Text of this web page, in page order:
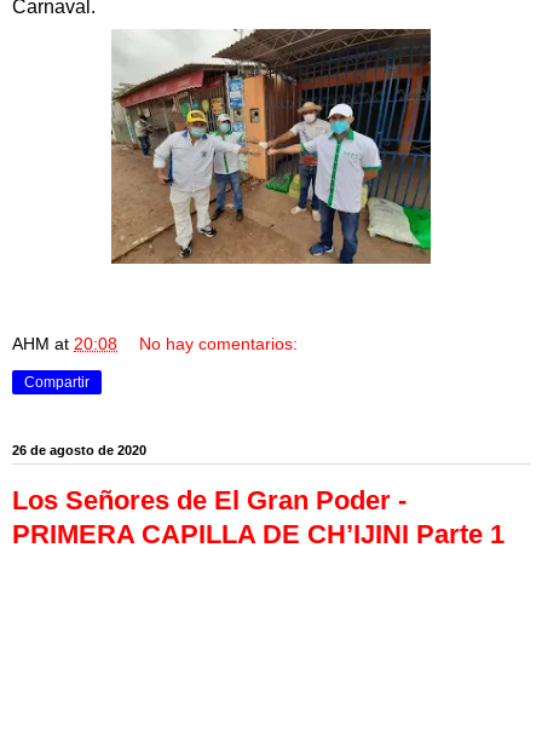
Carnaval.
AHM at 20:08 No hay comentarios:
Compartir
26 de agosto de 2020
Los Señores de El Gran Poder -
PRIMERA CAPILLA DE CH’IJINI Parte 1